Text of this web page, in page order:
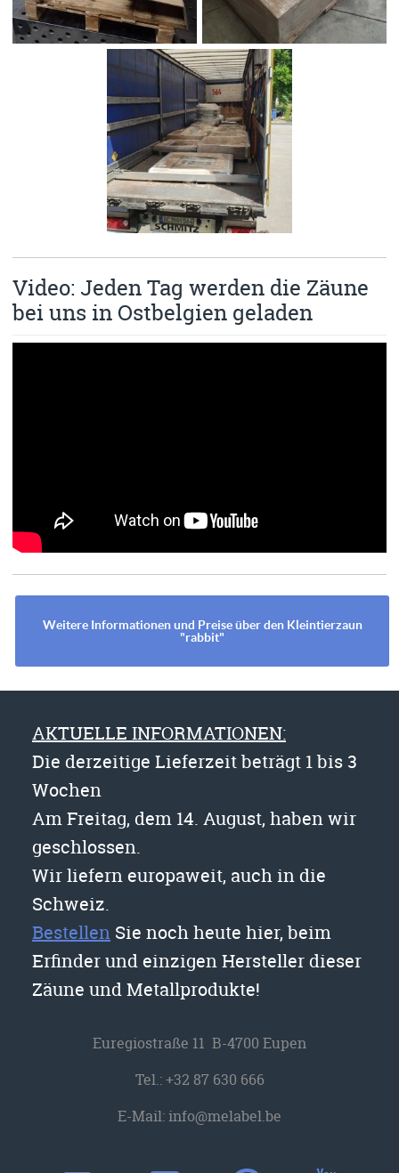
Video: Jeden Tag werden die Zäune
bei uns in Ostbelgien geladen
Weitere Informationen und Preise über den Kleintierzaun
"rabbit"
AKTUELLE INFORMATIONEN:
Die derzeitige Lieferzeit beträgt 1 bis 3
Wochen
Am Freitag, dem 14. August, haben wir
geschlossen.
Wir liefern europaweit, auch in die
Schweiz.
Bestellen Sie noch heute hier, beim
Erfinder und einzigen Hersteller dieser
Zäune und Metallprodukte!
Euregiostraße 11 B-4700 Eupen
Tel.:+32 87 630 666
E-Mail:info@melabel.be